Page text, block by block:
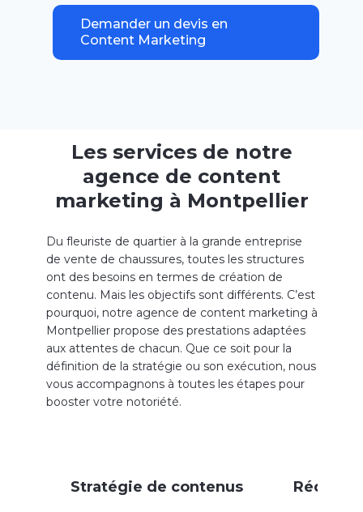
équipe pluridisciplinaire avecdestalents tout
variés qu’indispensablesà notre
de marketing de contenu. Nos
webdesigners,vidéastes,concepteurs-
Demander un devis en
Content Marketing
Les services de notre
agence de content
marketing à Montpellier
Du fleuriste de quartier à la grande entreprise
de vente de chaussures, toutes les structures
ont des besoins en termes de création de
contenu. Mais les objectifs sont différents. C’est
pourquoi, notre agence de content marketing à
Montpellier propose des prestations adaptées
aux attentes de chacun. Que ce soit pour la
définition de la stratégie ou son exécution, nous
vous accompagnons à toutes les étapes pour
booster votre notoriété.
Stratégie de contenus